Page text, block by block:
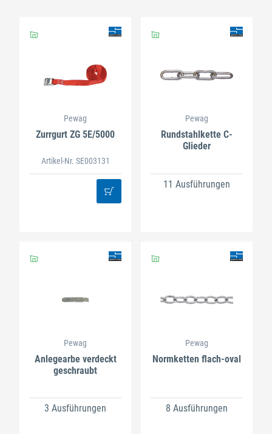
Pewag
Zurrgurt ZG 5E/5000
Artikel-Nr. SE003131
Pewag
Rundstahlkette C-
Glieder
11 Ausführungen
Pewag
Anlegearbe verdeckt
geschraubt
3 Ausführungen
Pewag
Normketten flach-oval
8 Ausführungen